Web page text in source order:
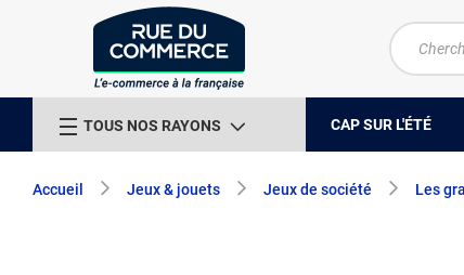
TOUS NOS RAYONS CAP SUR L'ÉTÉ
Accueil Jeux & jouets Jeux de société Les